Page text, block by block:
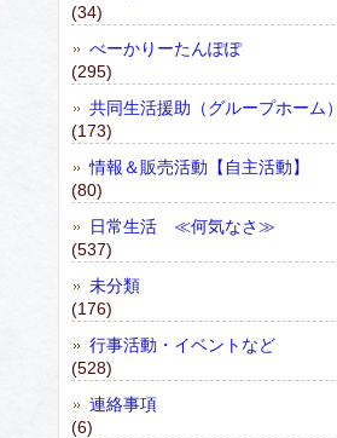
(34)
べーかりーたんぽぽ
(295)
共同生活援助（グループホーム
(173)
情報＆販売活動【自主活動】
(80)
日常生活 ≪何気なさ≫
(537)
未分類
(176)
行事活動・イベントなど
(528)
連絡事項
(6)